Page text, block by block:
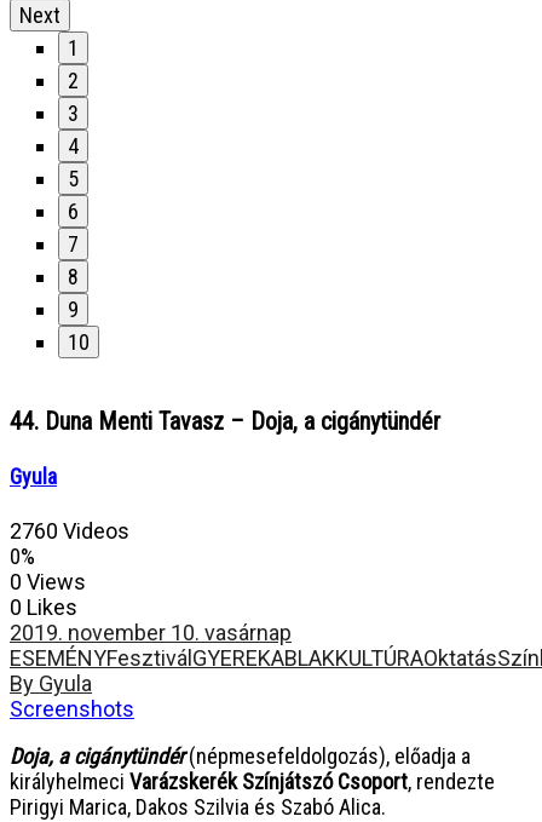
Next
1
2
3
4
5
6
7
8
9
10
44. Duna Menti Tavasz – Doja, a cigánytündér
Gyula
2760 Videos
0%
0 Views
0 Likes
2019. november 10. vasárnap
ESEMÉNYFesztivál GYEREKABLAKKULTÚRAOktatás
By Gyula
Screenshots
Doja, a cigánytündér (népmesefeldolgozás), előadja a
királyhelmeci Varázskerék Színjátszó Csoport, rendezte
Pirigyi Marica, Dakos Szilvia és Szabó Alica.